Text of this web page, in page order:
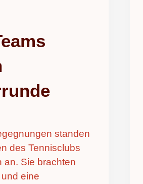
standen
des Tennisclubs
an. Sie brachten
eine